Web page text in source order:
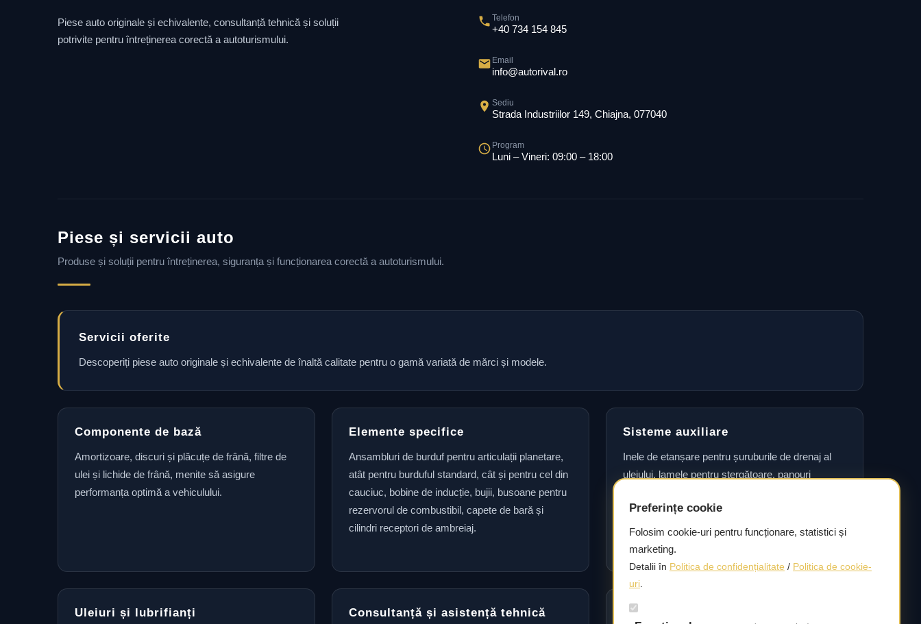
Piese auto originale și echivalente, consultanță tehnică și soluții
potrivite pentru întreținerea corectă a autoturismului.
Telefon
+40 734 154 845
Email
info@autorival.ro
Sediu
Strada Industriilor 149, Chiajna, 077040
Program
Luni – Vineri: 09:00 – 18:00
Piese și servicii auto
Produse și soluții pentru întreținerea, siguranța și funcționarea corectă a autoturismului.
Servicii oferite
Descoperiți piese auto originale și echivalente de înaltă calitate pentru o gamă variată de mărci și modele.
Componente de bază
Amortizoare, discuri și plăcuțe de frână, filtre de
ulei și lichide de frână, menite să asigure
performanța optimă a vehiculului.
Elemente specifice
Ansambluri de burduf pentru articulații planetare,
atât pentru burduful standard, cât și pentru cel din
cauciuc, bobine de inducție, bujii, busoane pentru
rezervorul de combustibil, capete de bară și
cilindri receptori de ambreiaj.
Sisteme auxiliare
Inele de etanșare pentru șuruburile de drenaj al
uleiului, lamele pentru ștergătoare, panouri
frână, garnituri pentru etrier și seturi de rulmenți
pentru roți, precum și simeringuri pentru arborele
cotit.
Uleiuri și lubrifianți Consultanță și asistență tehnică Livrare rapidă
Preferințe cookie
Folosim cookie-uri pentru funcționare, statistici și
marketing.
Detalii în Politica de confidențialitate / Politica de cookie-
uri